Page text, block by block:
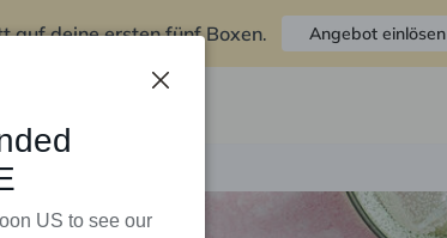
auf deine ersten fünf Boxen. Angebot einlösen
US to see our